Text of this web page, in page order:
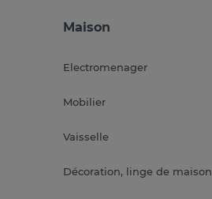
Maison
Electromenager
Mobilier
Vaisselle
Décoration, linge de maison